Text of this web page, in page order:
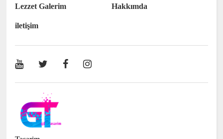
Lezzet Galerim Hakkımda
iletişim